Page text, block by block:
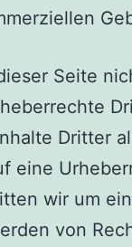
Seite
Dritter
eine
wir um
von